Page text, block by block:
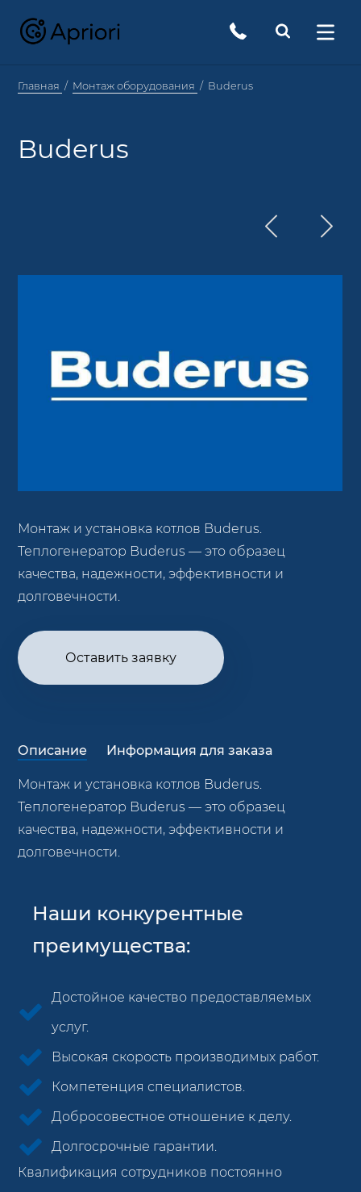
Главная Монтаж оборудования Buderus
Buderus
Монтаж и установка котлов Buderus.
Теплогенератор Buderus — это образец
качества, надежности, эффективности и
долговечности.
Оставить заявку
Описание Информация для заказа
Монтаж и установка котлов Buderus.
Теплогенератор Buderus — это образец
качества, надежности, эффективности и
долговечности.
Наши конкурентные
преимущества:
Достойное качество предоставляемых
услуг.
Высокая скорость производимых работ.
Компетенция специалистов.
Добросовестное отношение к делу.
Долгосрочные гарантии.
Квалификация сотрудников постоянно